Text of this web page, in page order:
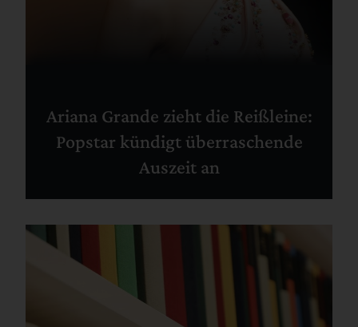
Ariana Grande zieht die Reißleine:
Popstar kündigt überraschende
Auszeit an